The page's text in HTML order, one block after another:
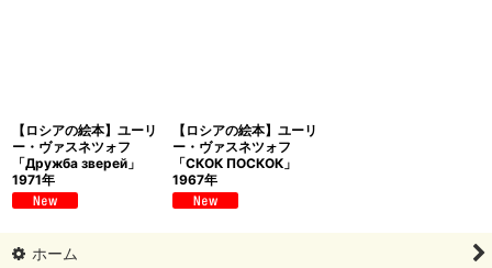
【ロシアの絵本】ユーリ
ー・ヴァスネツォフ
「Дружба зверей」
1971年
【ロシアの絵本】ユーリ
ー・ヴァスネツォフ
「СКОК ПОСКОК」
1967年
ホーム